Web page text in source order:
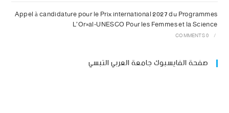
Appel à candidature pour le Prix international 2027 du Programmes
L’Oréal-UNESCO Pour les Femmes et la Science
/
0 COMMENTS
صفحة الفايسبوك جامعة العربي التبسي